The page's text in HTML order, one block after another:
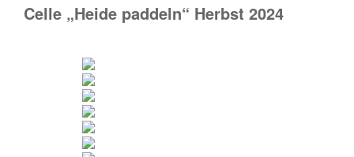
Celle „Heide paddeln“ Herbst 2024